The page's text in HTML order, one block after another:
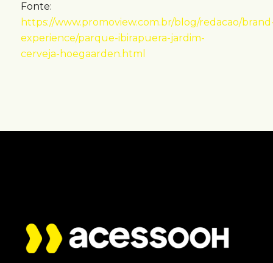
Fonte:
https://www.promoview.com.br/blog/redacao/
experience/parque-ibirapuera-jardim-
cerveja-hoegaarden.html